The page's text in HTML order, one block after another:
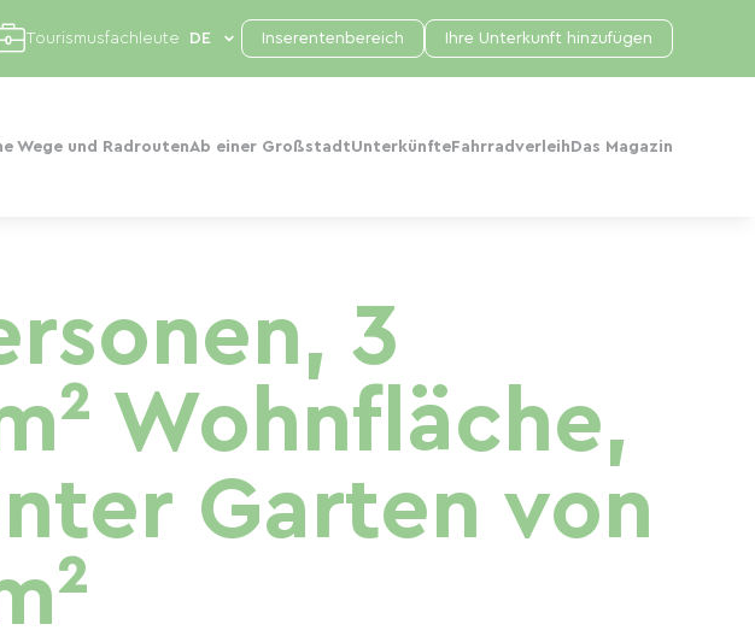
Wege und RadroutenAb einer GroßstadtUnterkünfte Fahrradverleih Das Magazin
Tourismusfachleute Inserentenbereich Ihre Unterkunft hinzufügen
3
Wohnfläche,
Garten von